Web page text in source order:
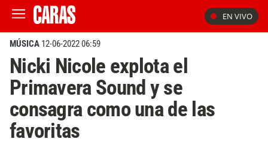
EN VIVO
MÚSICA 12-06-2022 06:59
Nicki Nicole explota el
Primavera Sound y se
consagra como una de las
favoritas